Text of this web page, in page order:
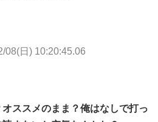
08(日) 10:20:45.06
ススメのまま？俺はなしで打っ